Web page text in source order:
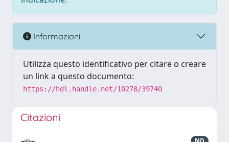
Informazioni
Utilizza questo identificativo per citare o creare
un link a questo documento:
https://hdl.handle.net/10278/39740
Citazioni